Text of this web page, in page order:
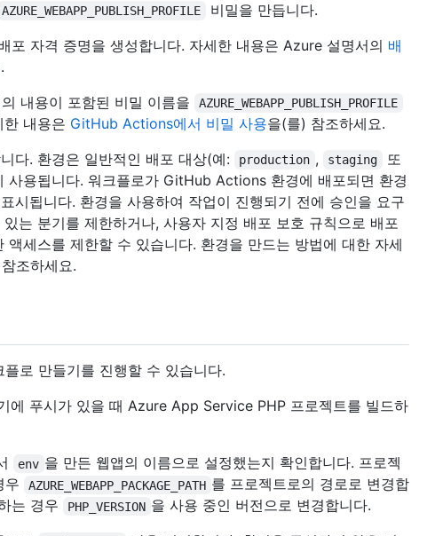
AZURE_WEBAPP_PUBLISH_PROFILE
비밀을 만듭니다.
포 자격 증명을 생성합니다. 자세한 내용은 Azure 설명서의 배
내용이 포함된 비밀 이름을
AZURE_WEBAPP_PUBLISH_PROFILE
내용은 GitHub Actions에서 비밀 사용을(를) 참조하세요.
다. 환경은 일반적인 배포 대상(예:
production , staging
또
사용됩니다. 워크플로가 GitHub Actions 환경에 배포되면 환경
시됩니다. 환경을 사용하여 작업이 진행되기 전에 승인을 요구
는 분기를 제한하거나, 사용자 지정 배포 보호 규칙으로 배포
액세스를 제한할 수 있습니다. 환경을 만드는 방법에 대한 자세
조하세요.
로 만들기를 진행할 수 있습니다.
에 푸시가 있을 때 Azure App Service PHP 프로젝트를 빌드하
env 을 만든 웹앱의 이름으로 설정했는지 확인합니다. 프로젝
우
AZURE_WEBAPP_PACKAGE_PATH 를 프로젝트로의 경로로 변경합
는 경우 PHP_VERSION 을 사용 중인 버전으로 변경합니다.